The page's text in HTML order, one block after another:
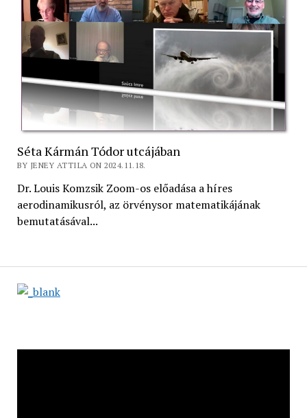
Séta Kármán Tódor utcájában
BY JENEY ATTILA ON 2024.11.18.
Dr. Louis Komzsik Zoom-os előadása a híres
aerodinamikusról, az örvénysor matematikájának
bemutatásával...